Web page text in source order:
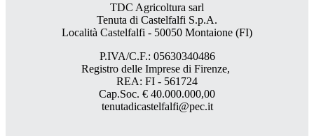
TDC Agricoltura sarl
Tenuta di Castelfalfi S.p.A.
Località Castelfalfi - 50050 Montaione (FI)
P.IVA/C.F.: 05630340486
Registro delle Imprese di Firenze,
REA: FI - 561724
Cap.Soc. € 40.000.000,00
tenutadicastelfalfi@pec.it